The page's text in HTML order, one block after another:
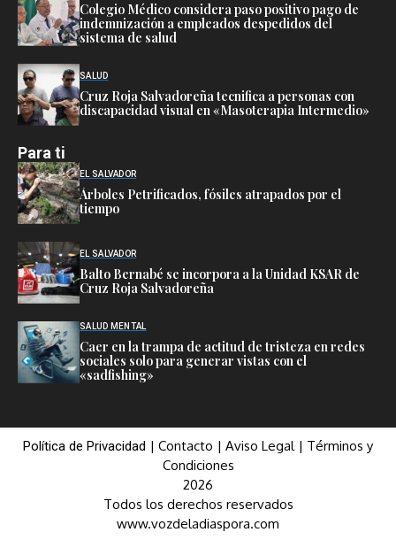
Colegio Médico considera paso positivo pago de
indemnización a empleados despedidos del
sistema de salud
SALUD
Cruz Roja Salvadoreña tecnifica a personas con
discapacidad visual en «Masoterapia Intermedio»
Para ti
EL SALVADOR
Árboles Petrificados, fósiles atrapados por el
tiempo
EL SALVADOR
Balto Bernabé se incorpora a la Unidad KSAR de
Cruz Roja Salvadoreña
SALUD MENTAL
Caer en la trampa de actitud de tristeza en redes
sociales solo para generar vistas con el
«sadfishing»
Política de Privacidad | Contacto | Aviso Legal | Términos y
Condiciones
2026
Todos los derechos reservados
www.vozdeladiaspora.com